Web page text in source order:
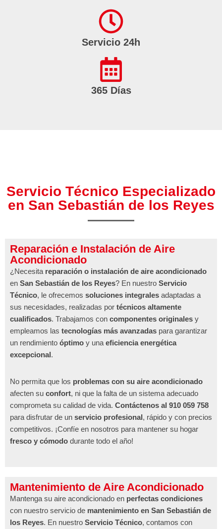
Servicio 24h
365 Días
Servicio Técnico Especializado
en San Sebastián de los Reyes
Reparación e Instalación de Aire
Acondicionado
¿Necesita reparación o instalación de aire acondicionado
en San Sebastián de los Reyes? En nuestro Servicio
Técnico, le ofrecemos soluciones integrales adaptadas a
sus necesidades, realizadas por técnicos altamente
cualificados. Trabajamos con componentes originales y
empleamos las tecnologías más avanzadas para garantizar
un rendimiento óptimo y una eficiencia energética
excepcional.
No permita que los problemas con su aire acondicionado
afecten su confort, ni que la falta de un sistema adecuado
comprometa su calidad de vida. Contáctenos al 910 059 758
para disfrutar de un servicio profesional, rápido y con precios
competitivos. ¡Confíe en nosotros para mantener su hogar
fresco y cómodo durante todo el año!
Mantenimiento de Aire Acondicionado
Mantenga su aire acondicionado en perfectas condiciones
con nuestro servicio de mantenimiento en San Sebastián de
los Reyes. En nuestro Servicio Técnico, contamos con